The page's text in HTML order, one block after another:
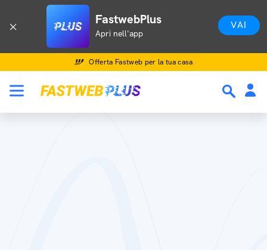
FastwebPlus
Apri nell'app
VAI
Offerta Fastweb per la tua casa